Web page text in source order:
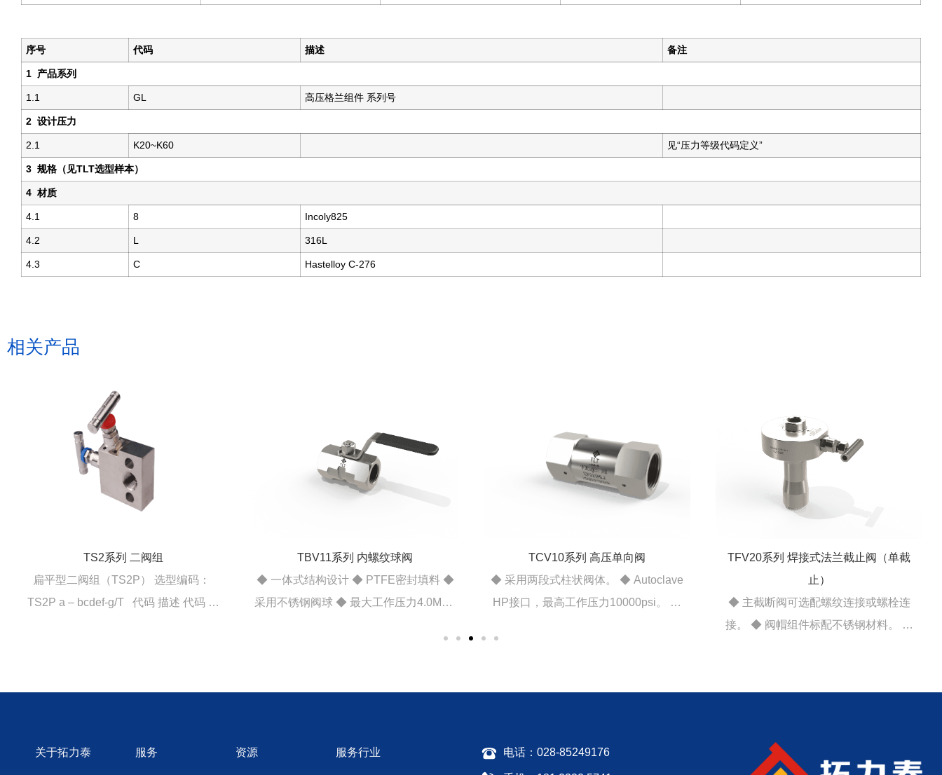
序号 代码 描述 备注
1 产品系列
1.1 GL 高压格兰组件 系列号
2 设计压力
2.1 K20~K60 见“压力等级代码定义”
3 规格（见TLT选型样本）
4 材质
4.1 8 Incoly825
4.2 L 316L
4.3 C Hastelloy C-276
相关产品
TBV11系列 内螺纹球阀
◆ 一体式结构设计 ◆ PTFE密封填料 ◆
采用不锈钢阀球 ◆ 最大工作压力4.0MPa
TCV10系列 高压单向阀
◆ 采用两段式柱状阀体。 ◆ Autoclave
HP接口，最高工作压力10000psi。 ◆
TFV20系列 焊接式法兰截止阀（单截
止）
◆ 主截断阀可选配螺纹连接或螺栓连
TBV10系列 内螺纹球阀
◆ 三片式结构设计 ◆ PTFE密封填料 ◆
采用高精研磨不锈钢阀球 ◆ 最大工作压
力16MPa
关于拓力泰 服务 资源 服务行业 电话：028-85249176